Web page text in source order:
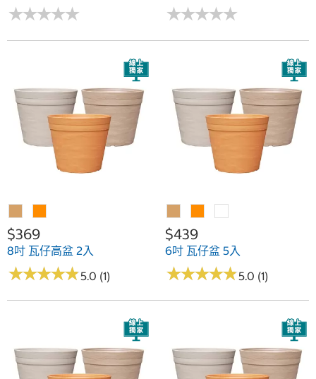
★★★★★
★★★★★ ★★★★★
★★★★★
$369
8吋 瓦仔高盆 2入
★★★★★
★★★★★5.0 (1)
$439
6吋 瓦仔盆 5入
★★★★★
★★★★★5.0 (1)